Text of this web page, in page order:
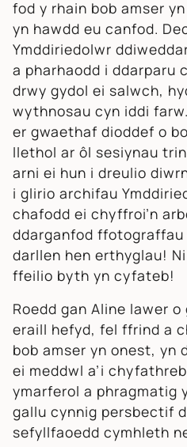
fod y rhain bob amser
yn hawdd eu canfod.
Ymddiriedolwr
a pharhaodd i ddarparu
drwy gydol ei salwch,
wythnosau cyn iddi
er gwaethaf dioddef o
llethol ar ôl sesiynau
arni ei hun i dreulio
i glirio archifau
chafodd ei chyffroi’n
ddarganfod ffotograffau
darllen hen erthyglau!
ffeilio byth yn cyfateb!
Roedd gan Aline lawer
eraill hefyd, fel ffrind a
bob amser yn onest, yn
ei meddwl a’i
ymarferol a phragmatig
gallu cynnig persbectif
sefyllfaoedd cymhleth